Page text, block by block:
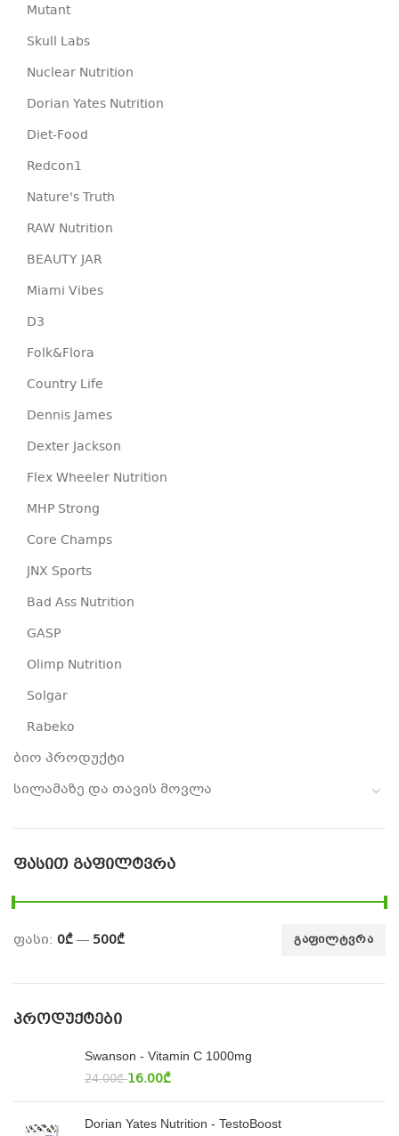
Mutant
Skull Labs
Nuclear Nutrition
Dorian Yates Nutrition
Diet-Food
Redcon1
Nature's Truth
RAW Nutrition
BEAUTY JAR
Miami Vibes
D3
Folk&Flora
Country Life
Dennis James
Dexter Jackson
Flex Wheeler Nutrition
MHP Strong
Core Champs
JNX Sports
Bad Ass Nutrition
GASP
Olimp Nutrition
Solgar
Rabeko
ბიო პროდუქტი
სილამაზე და თავის მოვლა
ᲤᲐᲡᲘᲗ ᲒᲐᲤᲘᲚᲢᲕᲠᲐ
ᲒᲐᲤᲘᲚᲢᲕᲠᲐ
ფასი: 0₾— 500₾
ᲞᲠᲝᲓᲣᲥᲢᲔᲑᲘ
Swanson - Vitamin C 1000mg
24.00₾ 16.00₾
Dorian Yates Nutrition - TestoBoost